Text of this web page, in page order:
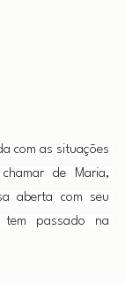
de Maria,
aberta com seu
passado na